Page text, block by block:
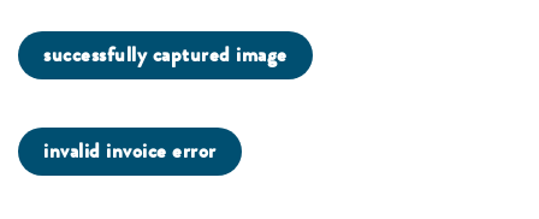
successfully captured image
invalid invoice error